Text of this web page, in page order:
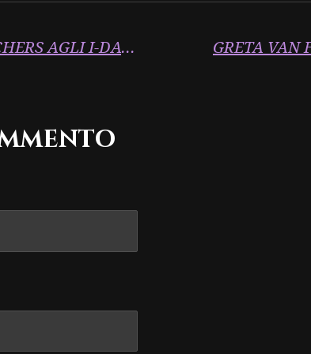
MANIC STREET PREACHERS AGLI I-DAYS: LIVE IL 3 LUGLIO